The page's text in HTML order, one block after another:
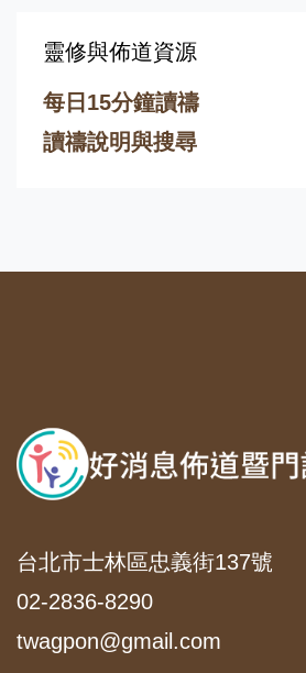
靈修與佈道資源
每日15分鐘讀禱
讀禱說明與搜尋
台北市士林區忠義街137號
02-2836-8290
twagpon@gmail.com